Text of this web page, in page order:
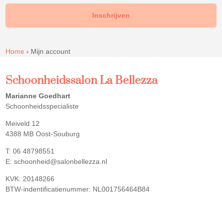
Home › Mijn account
Schoonheidssalon La Bellezza
Marianne Goedhart
Schoonheidsspecialiste
Meiveld 12
4388 MB Oost-Souburg
T: 06 48798551
E: schoonheid@salonbellezza.nl
KVK: 20148266
BTW-indentificatienummer: NL001756464B84